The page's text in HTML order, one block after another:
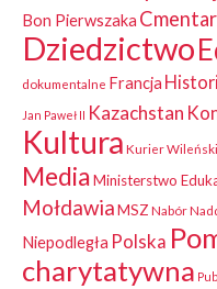
Bon Pierwszaka
Dziedzictwo
dokumentalne Francja
Jan Paweł II Kazachstan
Kultura Kurier Wileński
MediaMinisterstwo
MołdawiaMSZ Nabór
Niepodległa Polska
charytatywna